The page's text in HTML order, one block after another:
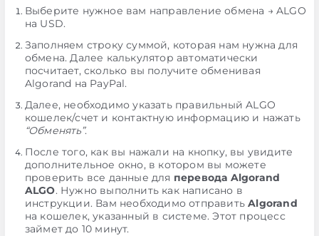
Выберите нужное вам направление обмена → ALGO
на USD.
Заполняем строку суммой, которая нам нужна для
обмена. Далее калькулятор автоматически
посчитает, сколько вы получите обменивая
Algorand на PayPal.
Далее, необходимо указать правильный ALGO
кошелек/счет и контактную информацию и нажать
“Обменять”.
После того, как вы нажали на кнопку, вы увидите
дополнительное окно, в котором вы можете
проверить все данные для перевода Algorand
ALGO. Нужно выполнить как написано в
инструкции. Вам необходимо отправитьAlgorand
на кошелек, указанный в системе. Этот процесс
займет до 10 минут.